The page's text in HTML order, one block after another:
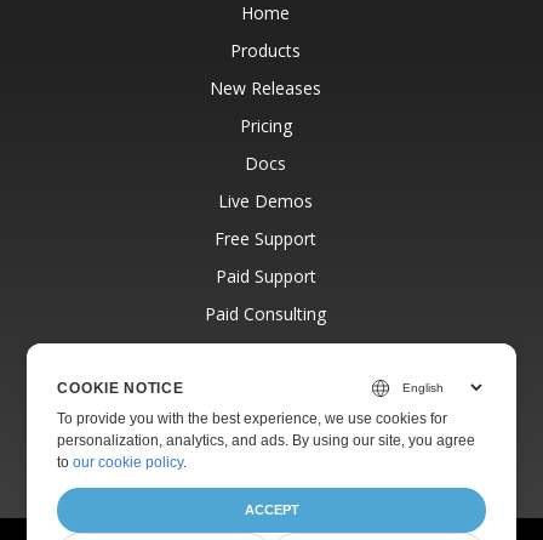
Home
Products
New Releases
Pricing
Docs
Live Demos
Free Support
Paid Support
Paid Consulting
Blog
About
COOKIE NOTICE
To provide you with the best experience, we use cookies for
personalization, analytics, and ads. By using our site, you agree
toour cookie policy.
ACCEPT